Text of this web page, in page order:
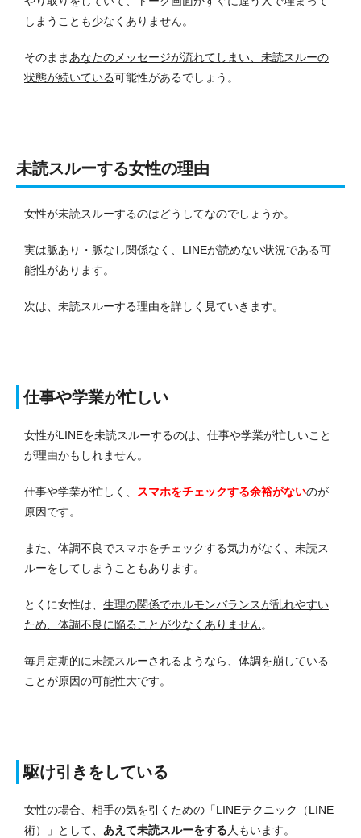
しまうことも少なくありません。
そのままあなたのメッセージが流れてしまい、未読スルーの
状態が続いている可能性があるでしょう。
未読スルーする女性の理由
女性が未読スルーするのはどうしてなのでしょうか。
実は脈あり・脈なし関係なく、LINEが読めない状況である可
能性があります。
次は、未読スルーする理由を詳しく見ていきます。
仕事や学業が忙しい
女性がLINEを未読スルーするのは、仕事や学業が忙しいこと
が理由かもしれません。
仕事や学業が忙しく、 スマホをチェックする余裕がないのが
原因です。
また、体調不良でスマホをチェックする気力がなく、未読ス
ルーをしてしまうこともあります。
とくに女性は、 生理の関係でホルモンバランスが乱れやすい
ため、体調不良に陥ることが少なくありません。
毎月定期的に未読スルーされるようなら、体調を崩している
ことが原因の可能性大です。
駆け引きをしている
女性の場合、相手の気を引くための「LINEテクニック（LINE
術）」として、 あえて未読スルーをする人もいます。